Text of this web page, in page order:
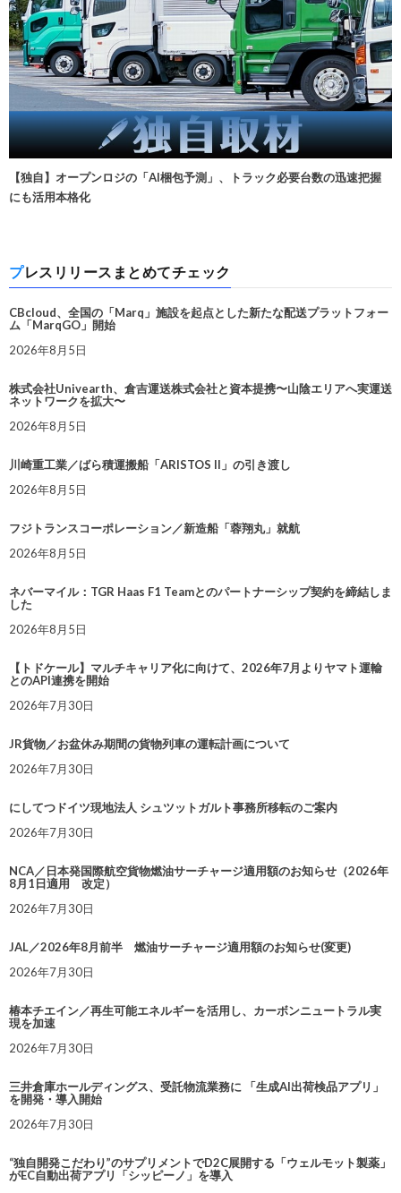
【独自】オープンロジの「AI梱包予測」、トラック必要台数の迅速把握
にも活用本格化
プレスリリースまとめてチェック
CBcloud、全国の「Marq」施設を起点とした新たな配送プラットフォー
ム「MarqGO」開始
2026年8月5日
株式会社Univearth、倉吉運送株式会社と資本提携〜山陰エリアへ実運送
ネットワークを拡大〜
2026年8月5日
川崎重工業／ばら積運搬船「ARISTOS II」の引き渡し
2026年8月5日
フジトランスコーポレーション／新造船「蓉翔丸」就航
2026年8月5日
ネバーマイル：TGR Haas F1 Teamとのパートナーシップ契約を締結しま
した
2026年8月5日
【トドケール】マルチキャリア化に向けて、2026年7月よりヤマト運輸
とのAPI連携を開始
2026年7月30日
JR貨物／お盆休み期間の貨物列車の運転計画について
2026年7月30日
にしてつドイツ現地法人 シュツットガルト事務所移転のご案内
2026年7月30日
NCA／日本発国際航空貨物燃油サーチャージ適用額のお知らせ（2026年
8月1日適用 改定）
2026年7月30日
JAL／2026年8月前半 燃油サーチャージ適用額のお知らせ(変更)
2026年7月30日
椿本チエイン／再生可能エネルギーを活用し、カーボンニュートラル実
現を加速
2026年7月30日
三井倉庫ホールディングス、受託物流業務に 「生成AI出荷検品アプリ」
を開発・導入開始
2026年7月30日
“独自開発こだわり”のサプリメントでD2C展開する「ウェルモット製薬」
がEC自動出荷アプリ「シッピーノ」を導入